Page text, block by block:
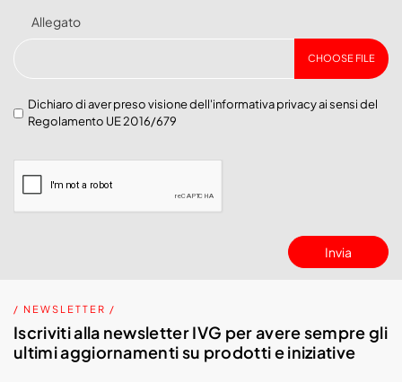
Allegato
CHOOSE FILE
Dichiaro di aver preso visione dell'informativa privacyai sensi del
Regolamento UE 2016/679
Invia
/ NEWSLETTER /
Iscriviti alla newsletter IVG per avere sempre gli
ultimi aggiornamenti su prodotti e iniziative